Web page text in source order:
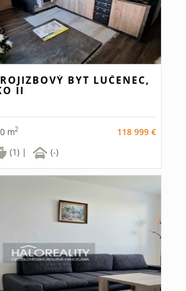
BYT LUČENEC,
II
m2
118 999 €
(1) | (-)